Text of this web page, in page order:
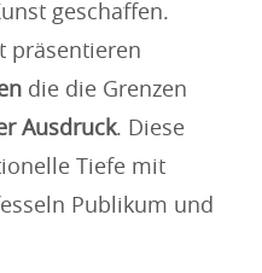
geschaffen.
präsentieren
die die Grenzen
Ausdruck. Diese
Tiefe mit
Publikum und